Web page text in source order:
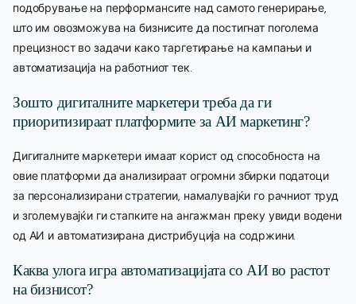
подобрување на перформансите над самото генерирање,
што им овозможува на бизнисите да постигнат поголема
прецизност во задачи како таргетирање на кампањи и
автоматизација на работниот тек.
Зошто дигиталните маркетери треба да ги
приоритизираат платформите за АИ маркетинг?
Дигиталните маркетери имаат корист од способноста на
овие платформи да анализираат огромни збирки податоци
за персонализирани стратегии, намалувајќи го рачниот труд
и зголемувајќи ги стапките на ангажман преку увиди водени
од АИ и автоматизирана дистрибуција на содржини.
Каква улога игра автоматизацијата со АИ во растот
на бизнисот?